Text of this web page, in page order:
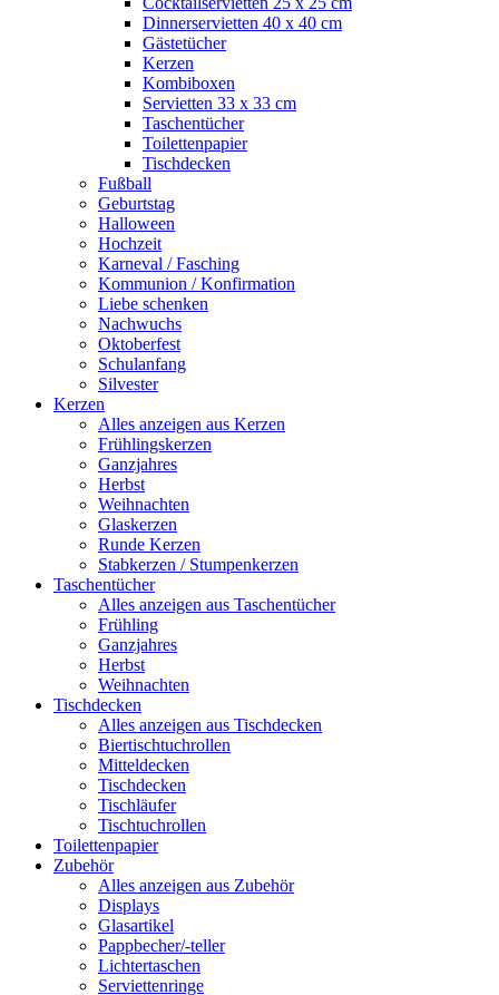
Dinnerservietten 40 x 40 cm
Gästetücher
Kerzen
Kombiboxen
Servietten 33 x 33 cm
Taschentücher
Toilettenpapier
Tischdecken
Fußball
Geburtstag
Halloween
Hochzeit
Karneval / Fasching
Kommunion / Konfirmation
Liebe schenken
Nachwuchs
Oktoberfest
Schulanfang
Silvester
Kerzen
Alles anzeigen aus Kerzen
Frühlingskerzen
Ganzjahres
Herbst
Weihnachten
Glaskerzen
Runde Kerzen
Stabkerzen / Stumpenkerzen
Taschentücher
Alles anzeigen aus Taschentücher
Frühling
Ganzjahres
Herbst
Weihnachten
Tischdecken
Alles anzeigen aus Tischdecken
Biertischtuchrollen
Mitteldecken
Tischdecken
Tischläufer
Tischtuchrollen
Toilettenpapier
Zubehör
Alles anzeigen aus Zubehör
Displays
Glasartikel
Pappbecher/-teller
Lichtertaschen
Serviettenringe